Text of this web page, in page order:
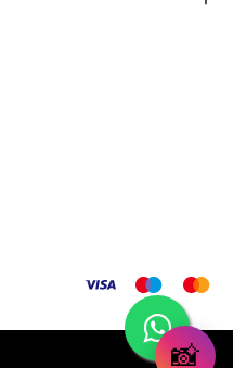
📸